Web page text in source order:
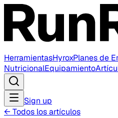
HerramientasHyroxPlanes de
NutricionalEquipamiento
Sign up
← Todos los artículos